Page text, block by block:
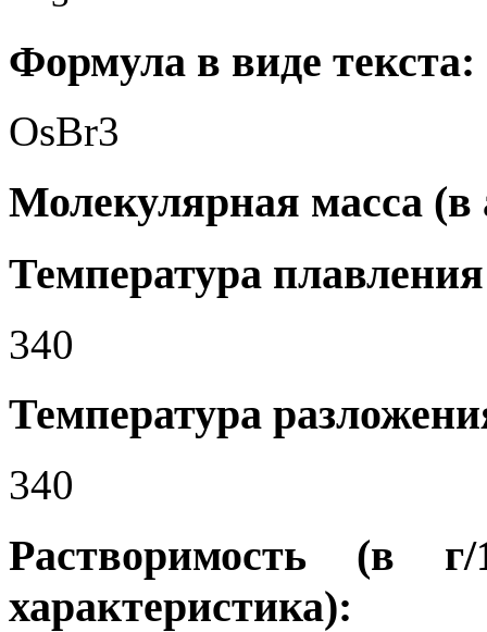
Формула в виде текста:
OsBr3
Молекулярная масса (в
Температура
340
Температура
340
Растворимость (в
характеристика):